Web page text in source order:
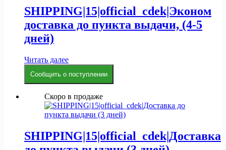
SHIPPING|15|official_cdek|Эконом
доставка до пункта выдачи, (4-5
дней)
Читать далее
Сообщить о поступлении
Скоро в продаже
SHIPPING|15|official_cdek|Доставка